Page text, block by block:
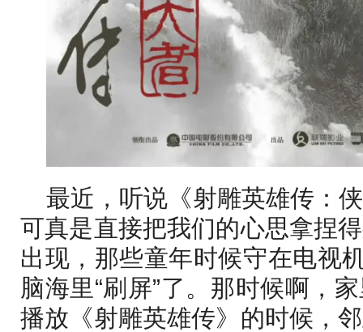
最近，听说《射雕英雄传：
可真是直接把我们的心思拿捏
出现，那些童年时候守在电视
脑海里“刷屏”了。那时候啊，
播放《射雕英雄传》的时候，